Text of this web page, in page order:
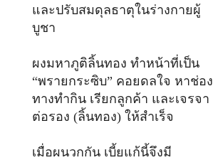
และปรับสมดุลธาตุในร่างกายผู้
บูชา
ผงมหาภูติลิ้นทอง ทำหน้าที่เป็น
“พรายกระซิบ” คอยดลใจ หาช่อง
ทางทำกิน เรียกลูกค้า และเจรจา
ต่อรอง (ลิ้นทอง) ให้สำเร็จ
เมื่อผนวกกัน เบี้ยแก้นี้จึงมี